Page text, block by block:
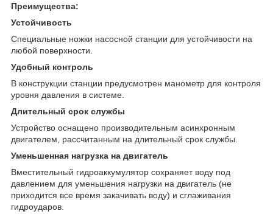
Преимущества:
Устойчивость
Специальные ножки насосной станции для устойчивости на
любой поверхности.
Удобный контроль
В конструкции станции предусмотрен манометр для контроля
уровня давления в системе.
Длительный срок службы
Устройство оснащено производительным асинхронным
двигателем, рассчитанным на длительный срок службы.
Уменьшенная нагрузка на двигатель
Вместительный гидроаккумулятор сохраняет воду под
давлением для уменьшения нагрузки на двигатель (не
приходится все время закачивать воду) и сглаживания
гидроударов.